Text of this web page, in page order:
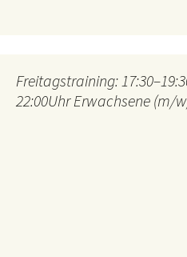
Freitagstraining:
22:00Uhr Erwachsene (m/